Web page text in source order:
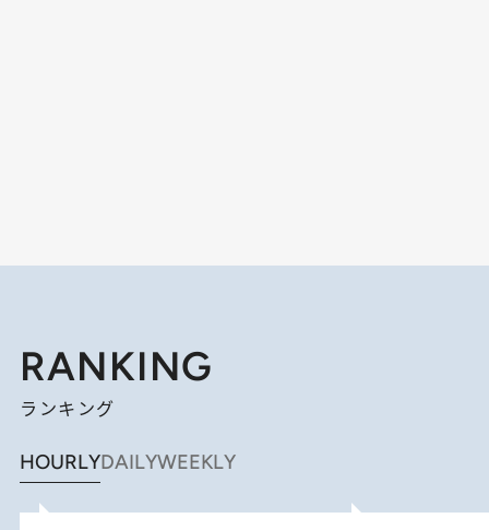
RANKING
ランキング
HOURLYDAILYWEEKLY